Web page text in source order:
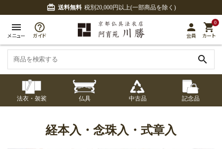
card_giftcard 送料無料 税別20,000円以上(一部商品を除く)
menu
メニュー ガイド
person
会員
0
shopping_cart
カート
search
七条袈裟
修多羅
法衣・袈裟
七条袈裟 修多羅
記念品
章入
ふくさ・風呂敷
仏具
御本尊・御掛軸 宮殿・厨子・須弥壇
中古品
中古品 アウトレット
経本入・念珠入・式章入